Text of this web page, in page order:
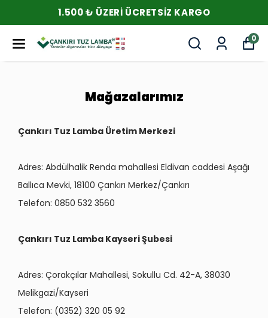
1.500 ₺ ÜZERI ÜCRETSIZ KARGO
0
Mağazalarımız
Çankırı Tuz Lamba Üretim Merkezi
Adres: Abdülhalik Renda mahallesi Eldivan caddesi Aşağı
Ballıca Mevki, 18100 Çankırı Merkez/Çankırı
Telefon: 0850 532 3560
Çankırı Tuz Lamba Kayseri Şubesi
Adres: Çorakçılar Mahallesi, Sokullu Cd. 42-A, 38030
Melikgazi/Kayseri
Telefon: (0352) 320 05 92